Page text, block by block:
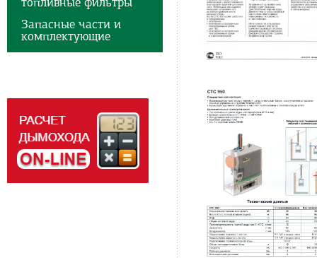
Запасные части и
комплектующие